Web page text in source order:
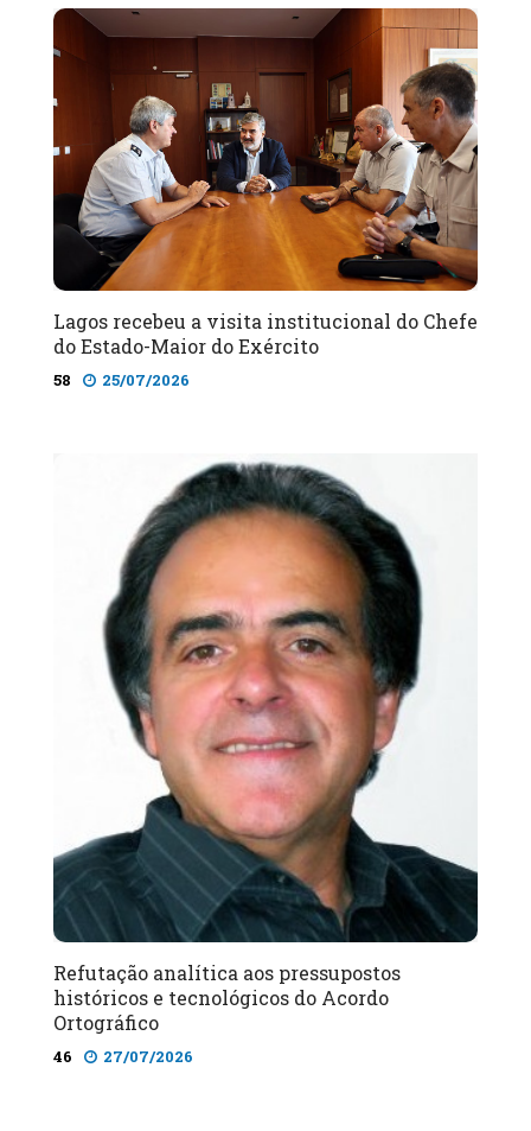
Lagos recebeu a visita institucional do Chefe
do Estado-Maior do Exército
58 25/07/2026
Refutação analítica aos pressupostos
históricos e tecnológicos do Acordo
Ortográfico
46 27/07/2026